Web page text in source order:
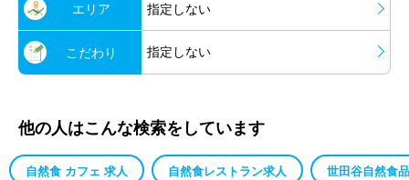
エリア 指定しない
こだわり 指定しない
他の人はこんな検索をしています
自然食 カフェ 求人 自然食レストラン求人 世田谷自然食